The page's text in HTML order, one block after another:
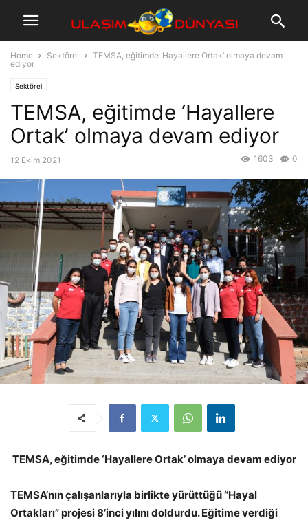
Home Sektörel
TEMSA, eğitimde ‘Hayallere Ortak’ olmaya devam
ediyor
Sektörel
TEMSA, eğitimde ‘Hayallere
Ortak’ olmaya devam ediyor
12 Ekim 2021 0
1603
TEMSA, eğitimde ‘Hayallere Ortak’ olmaya devam ediyor
TEMSA’nın çalışanlarıyla birlikte yürüttüğü “Hayal
Ortakları” projesi 8’inci yılını doldurdu. Eğitime verdiği